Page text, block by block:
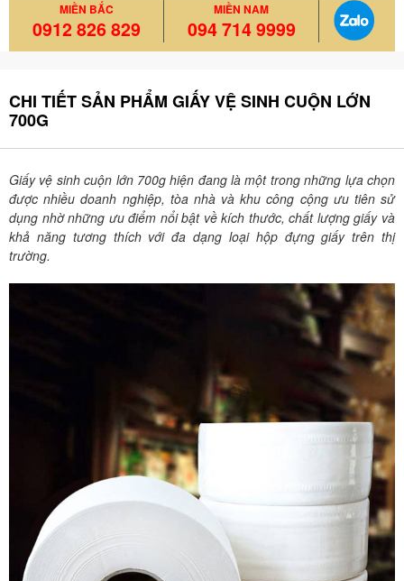
MIỀN BẮC
0912 826 829
MIỀN NAM
094 714 9999
CHI TIẾT SẢN PHẨM GIẤY VỆ SINH CUỘN LỚN
700G
Giấy vệ sinh cuộn lớn 700g hiện đang là một trong những lựa chọn
được nhiều doanh nghiệp, tòa nhà và khu công cộng ưu tiên sử
dụng nhờ những ưu điểm nổi bật về kích thước, chất lượng giấy và
khả năng tương thích với đa dạng loại hộp đựng giấy trên thị
trường.